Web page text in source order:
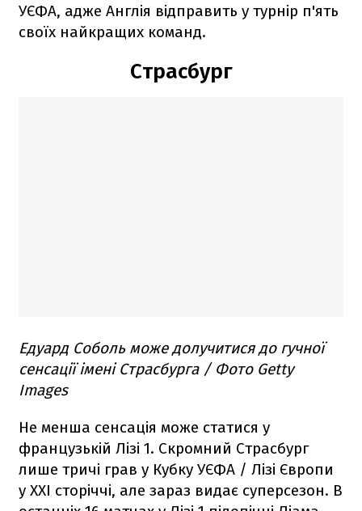
УЄФА, адже Англія відправить у турнір п'ять
своїх найкращих команд.
Страсбург
Едуард Соболь може долучитися до гучної
сенсації імені Страсбурга / Фото Getty
Images
Не менша сенсація може статися у
французькій Лізі 1. Скромний Страсбург
лише тричі грав у Кубку УЄФА / Лізі Європи
у XXI сторіччі, але зараз видає суперсезон. В